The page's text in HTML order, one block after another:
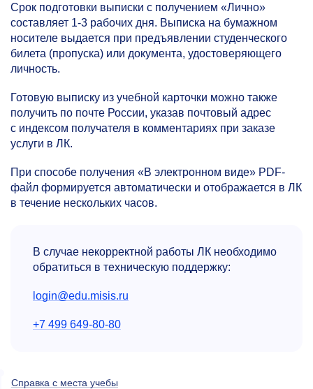
Срок подготовки выписки с получением «Лично»
составляет 1-3 рабочих дня. Выписка на бумажном
носителе выдается при предъявлении студенческого
билета (пропуска) или документа, удостоверяющего
личность.
Готовую выписку из учебной карточки можно также
получить по почте России, указав почтовый адрес
с индексом получателя в комментариях при заказе
услуги в ЛК.
При способе получения «В электронном виде» PDF-
файл формируется автоматически и отображается в ЛК
в течение нескольких часов.
В случае некорректной работы ЛК необходимо
обратиться в техническую поддержку:
login@edu.misis.ru
+7 499 649-80-80
Справка с места учебы